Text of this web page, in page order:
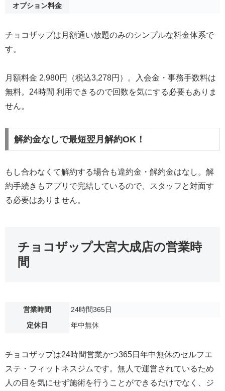
オプション料金
チョコザップは月額通い放題のみのシンプルな料金体系で
す。
月額料金 2,980円（税込3,278円）。入会金・事務手数料は
無料。24時間 利用できるので回数を気にする必要もありま
せん。
解約金なしで最短翌月解約OK！
もし合わなくて解約する場合も違約金・解約金はなし。解
約手続きもアプリで完結しているので、スタッフと対面す
る必要はありません。
チョコザップ大宮大成店の営業時
間
営業時間
24時間365日
定休日
年中無休
チョコザップは24時間営業かつ365日年中無休のセルフエ
ステ・フィットネスジムです。無人で運営されているため
人の目を気にせず施術を行うことができるだけでなく、ジ